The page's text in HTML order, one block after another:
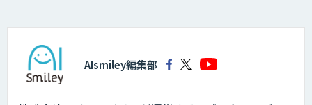
AIsmiley編集部